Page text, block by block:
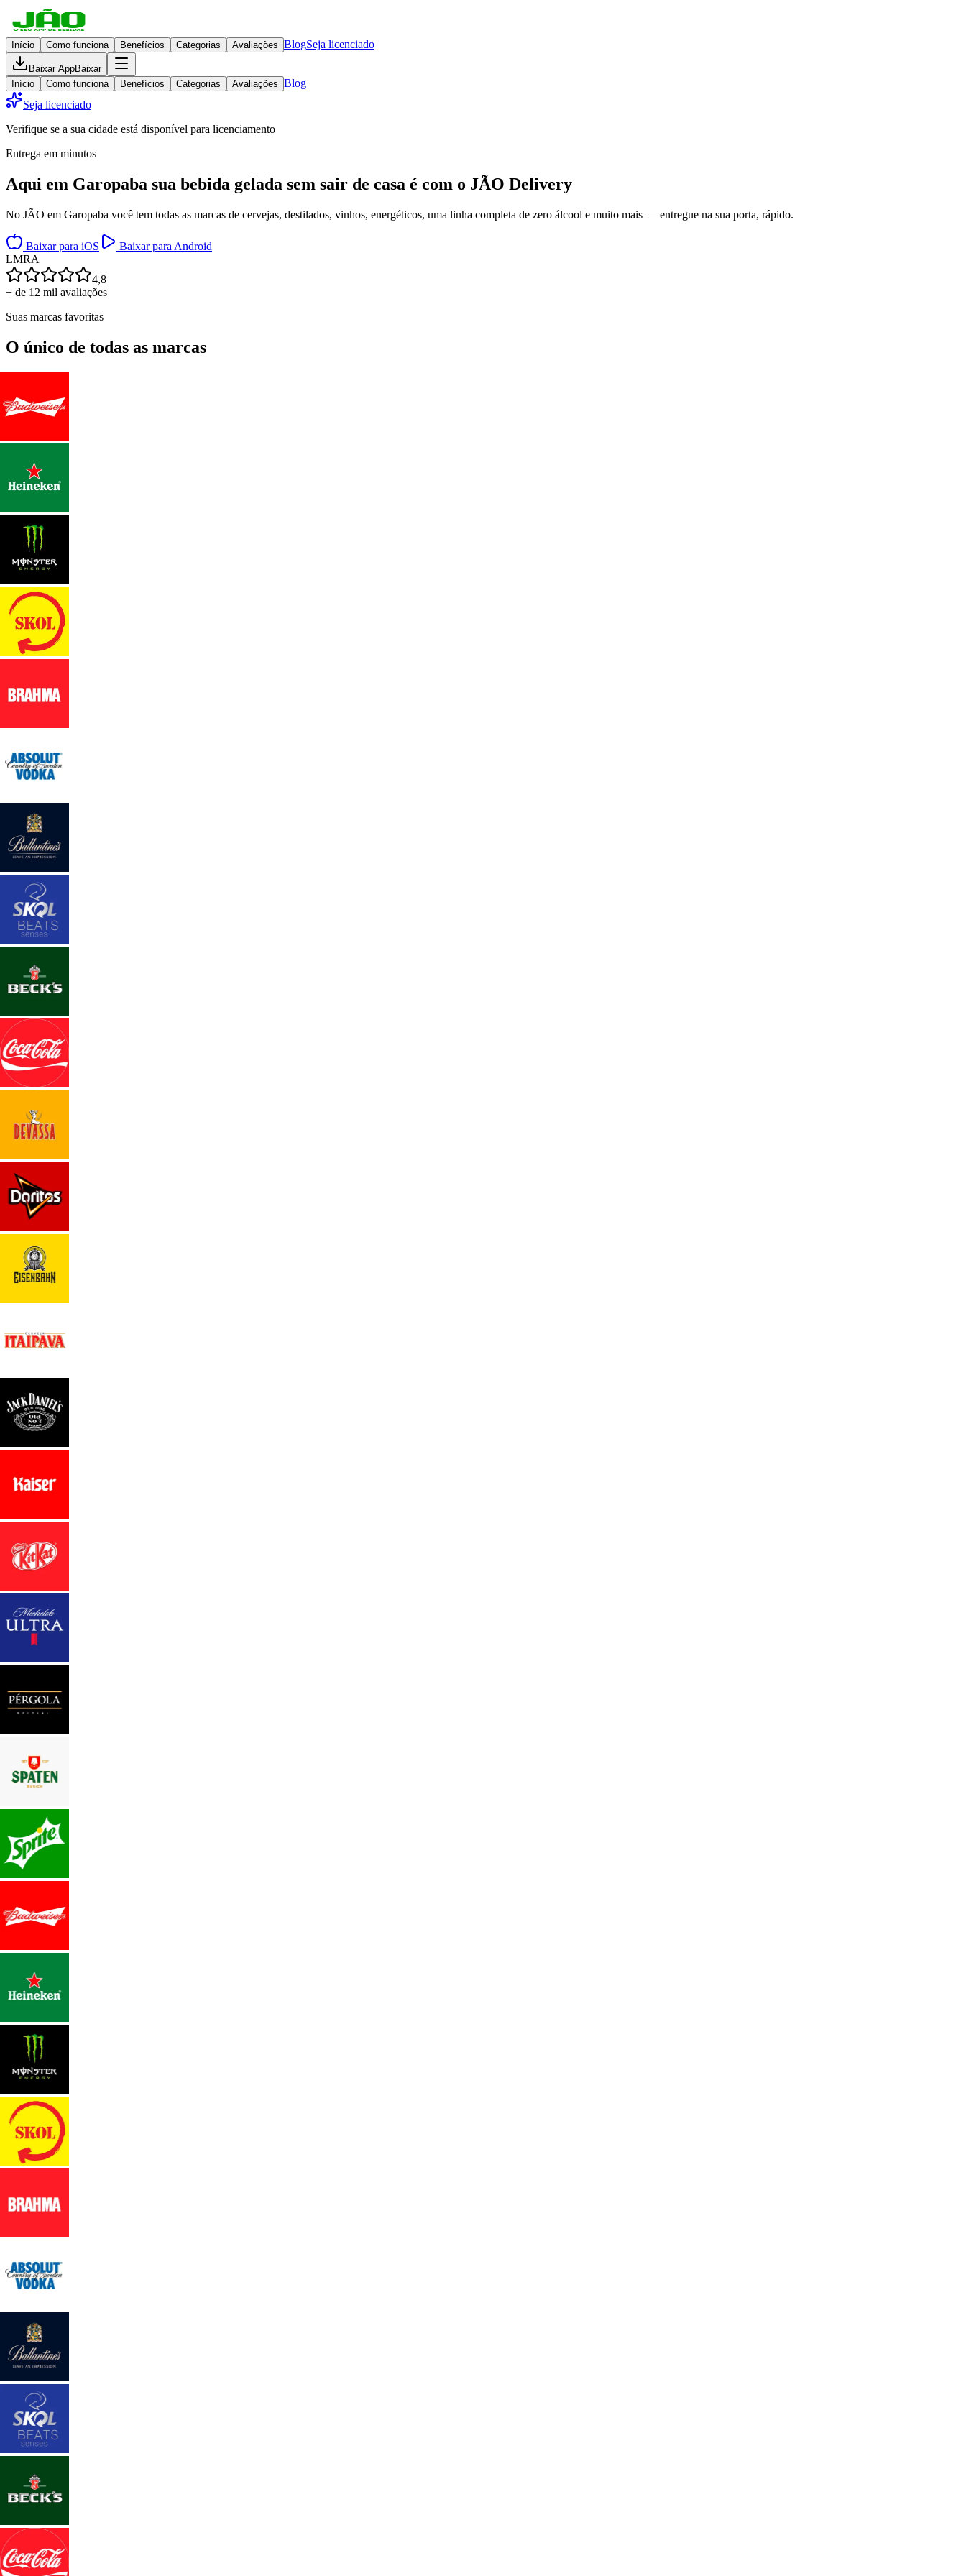
Início Como funciona Benefícios Categorias Avaliações BlogSeja licenciado
Baixar AppBaixar
Início
Como funciona Benefícios Categorias Avaliações Blog
Seja licenciado
Verifique se a sua cidade está disponível para licenciamento
Entrega em minutos
Aqui em Garopaba sua bebida gelada sem sair de casa é com o JÃO Delivery
No JÃO em Garopaba você tem todas as marcas de cervejas, destilados, vinhos, energéticos, uma linha completa de zero álcool e muito mais — entregue na sua porta, rápido.
Baixar para iOS
Baixar para Android
LMRA
4,8
+ de 12 mil avaliações
Suas marcas favoritas
O único de todas as marcas